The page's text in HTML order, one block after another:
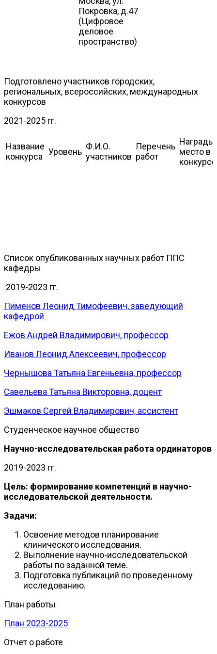
Покровка, д.47
(Цифровое
деловое
пространство)
Подготовлено участников городских,
региональных, всероссийских, международных
конкурсов
2021-2025 гг.
Название
конкурса
Уровень
Ф.И.О.
участников
Перечень
работ
Награды,
место в
конкурсе
Список опубликованных научных работ ППС
кафедры
2019-2023 гг.
Пименов Леонид Тимофеевич, заведующий
кафедрой
Ежов Андрей Владимирович, профессор
Иванов Леонид Алексеевич, профессор
Чернышова Татьяна Евгеньевна, профессор
Савельева Татьяна Викторовна, доцент
Эшмаков Сергей Владимирович, ассистент
Студенческое научное общество
Научно-исследовательская работа ординаторов
2019-2023 гг.
Цель: формирование компетенций в научно-
исследовательской деятельности.
Задачи:
Освоение методов планирование
клинического исследования.
Выполнение научно-исследовательской
работы по заданной теме.
Подготовка публикаций по проведенному
исследованию.
План работы
План 2023-2025
Отчет о работе